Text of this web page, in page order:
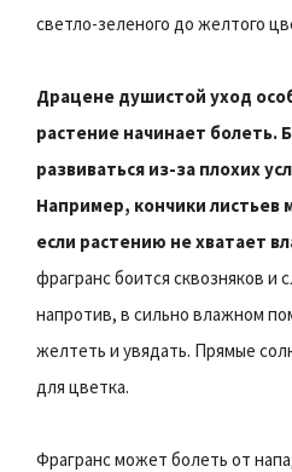
светло-зеленого до желтого
Драцене душистой уход
растение начинает болеть.
развиваться из-за плохих
Например, кончики листьев
если растению не хватает
фрагранс боится сквозняков и
напротив, в сильно влажном
желтеть и увядать. Прямые
для цветка.
Фрагранс может болеть от